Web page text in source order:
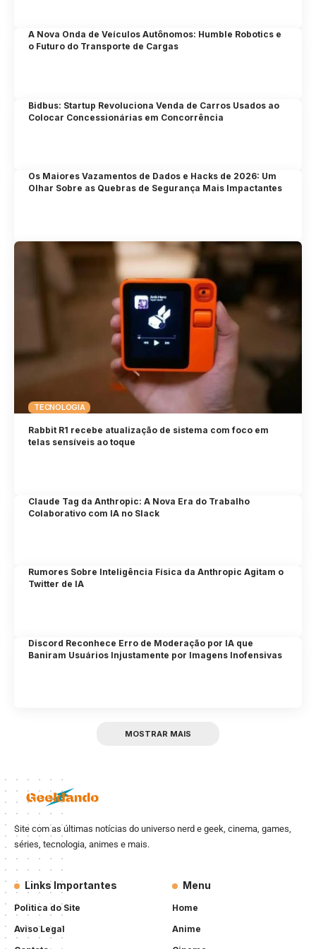
A Nova Onda de Veículos Autônomos: Humble Robotics e
o Futuro do Transporte de Cargas
Bidbus: Startup Revoluciona Venda de Carros Usados ao
Colocar Concessionárias em Concorrência
Os Maiores Vazamentos de Dados e Hacks de 2026: Um
Olhar Sobre as Quebras de Segurança Mais Impactantes
TECNOLOGIA
Rabbit R1 recebe atualização de sistema com foco em
telas sensíveis ao toque
Claude Tag da Anthropic: A Nova Era do Trabalho
Colaborativo com IA no Slack
Rumores Sobre Inteligência Física da Anthropic Agitam o
Twitter de IA
Discord Reconhece Erro de Moderação por IA que
Baniram Usuários Injustamente por Imagens Inofensivas
MOSTRAR MAIS
Site com as últimas notícias do universo nerd e geek, cinema, games,
séries, tecnologia, animes e mais.
Links Importantes
Politica do Site
Aviso Legal
Menu
Home
Anime